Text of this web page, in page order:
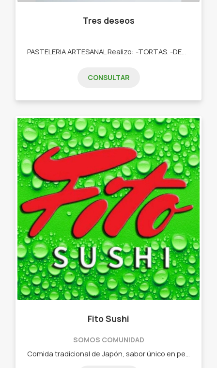
Tres deseos
CONSULTAR
Fito Sushi
SOMOS COMUNIDAD